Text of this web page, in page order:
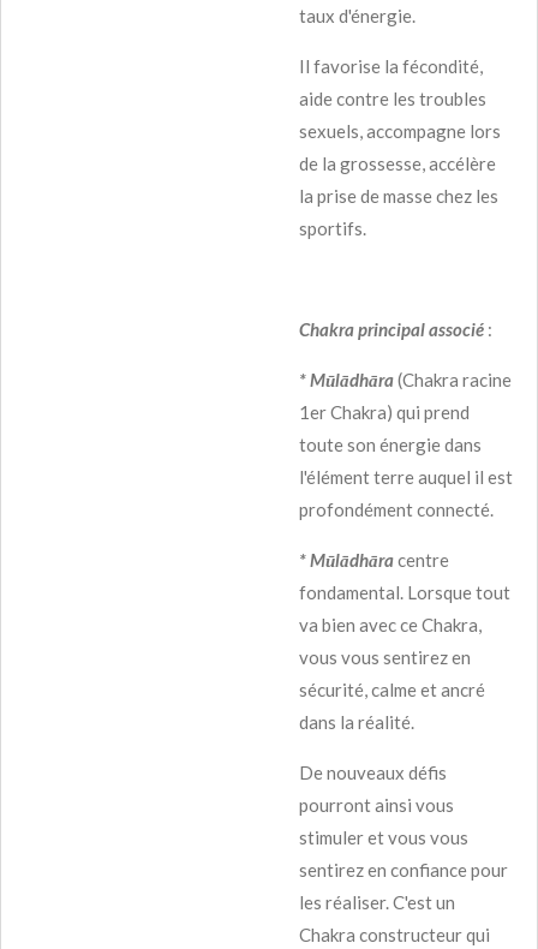
taux d'énergie.
Il favorise la fécondité,
aide contre les troubles
sexuels, accompagne lors
de la grossesse, accélère
la prise de masse chez les
sportifs.
Chakra principal associé :
* Mūlādhāra(Chakra racine
1er Chakra) qui prend
toute son énergie dans
l'élément terre auquel il est
profondément connecté.
* Mūlādhāracentre
fondamental. Lorsque tout
va bien avec ce Chakra,
vous vous sentirez en
sécurité, calme et ancré
dans la réalité.
De nouveaux défis
pourront ainsi vous
stimuler et vous vous
sentirez en confiance pour
les réaliser. C'est un
Chakra constructeur qui